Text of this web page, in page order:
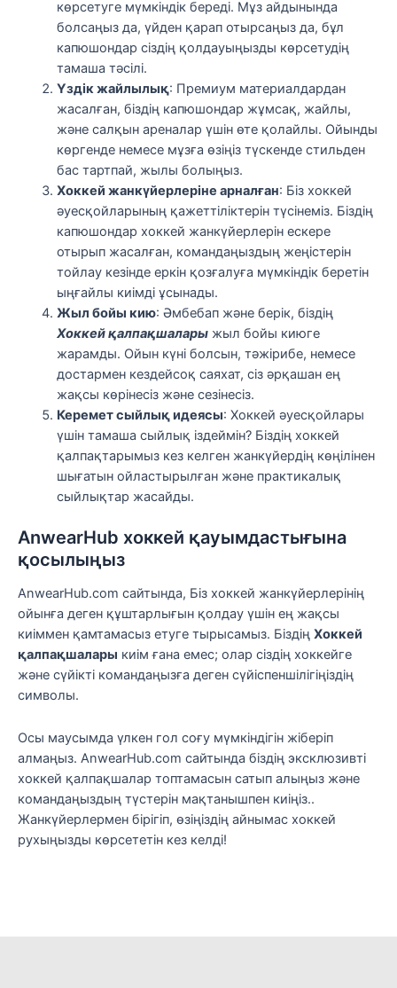
көрсетуге мүмкіндік береді. Мұз айдынында
болсаңыз да, үйден қарап отырсаңыз да, бұл
капюшондар сіздің қолдауыңызды көрсетудің
тамаша тәсілі.
Үздік жайлылық: Премиум материалдардан
жасалған, біздің капюшондар жұмсақ, жайлы,
және салқын ареналар үшін өте қолайлы. Ойынды
көргенде немесе мұзға өзіңіз түскенде стильден
бас тартпай, жылы болыңыз.
Хоккей жанкүйерлеріне арналған: Біз хоккей
әуесқойларының қажеттіліктерін түсінеміз. Біздің
капюшондар хоккей жанкүйерлерін ескере
отырып жасалған, командаңыздың жеңістерін
тойлау кезінде еркін қозғалуға мүмкіндік беретін
ыңғайлы киімді ұсынады.
Жыл бойы кию: Әмбебап және берік, біздің
Хоккей қалпақшаларыжыл бойы киюге
жарамды. Ойын күні болсын, тәжірибе, немесе
достармен кездейсоқ саяхат, сіз әрқашан ең
жақсы көрінесіз және сезінесіз.
Керемет сыйлық идеясы: Хоккей әуесқойлары
үшін тамаша сыйлық іздеймін? Біздің хоккей
қалпақтарымыз кез келген жанкүйердің көңілінен
шығатын ойластырылған және практикалық
сыйлықтар жасайды.
AnwearHub хоккей қауымдастығына
қосылыңыз
AnwearHub.com сайтында, Біз хоккей жанкүйерлерінің
ойынға деген құштарлығын қолдау үшін ең жақсы
киіммен қамтамасыз етуге тырысамыз. Біздің Хоккей
қалпақшалары киім ғана емес; олар сіздің хоккейге
және сүйікті командаңызға деген сүйіспеншілігіңіздің
символы.
Осы маусымда үлкен гол соғу мүмкіндігін жіберіп
алмаңыз. AnwearHub.com сайтында біздің эксклюзивті
хоккей қалпақшалар топтамасын сатып алыңыз және
командаңыздың түстерін мақтанышпен киіңіз..
Жанкүйерлермен бірігіп, өзіңіздің айнымас хоккей
рухыңызды көрсететін кез келді!